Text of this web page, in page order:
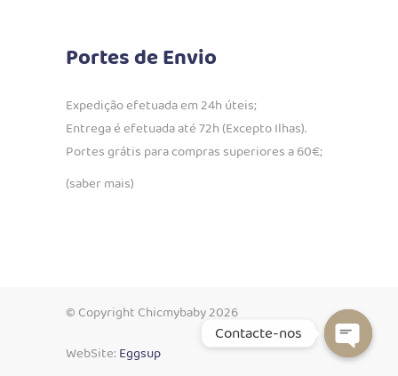
Portes de Envio
Expedição efetuada em 24h úteis;
Entrega é efetuada até 72h (Excepto Ilhas).
Portes grátis para compras superiores a 60€;
(saber mais)
© Copyright Chicmybaby 2026
WebSite: Eggsup
Contacte-nos